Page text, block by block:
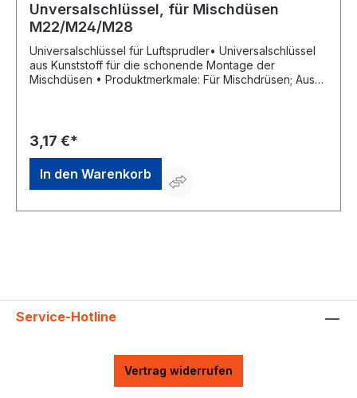
Unversalschlüssel, für Mischdüsen
M22/M24/M28
Universalschlüssel für Luftsprudler• Universalschlüssel
aus Kunststoff für die schonende Montage der
Mischdüsen • Produktmerkmale: Für Mischdrüsen; Aus
3,17 €*
In den Warenkorb
Service-Hotline
Vertrag widerrufen